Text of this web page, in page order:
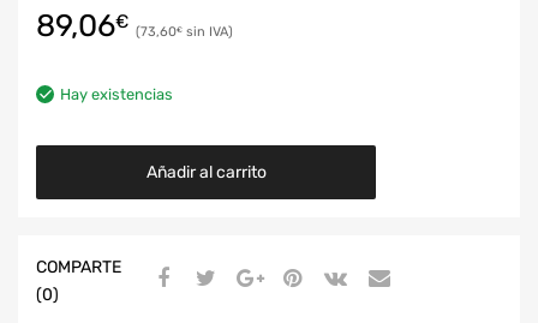
89,06€ 73,60€
Hay existencias
Añadir al carrito
COMPARTE
(0)